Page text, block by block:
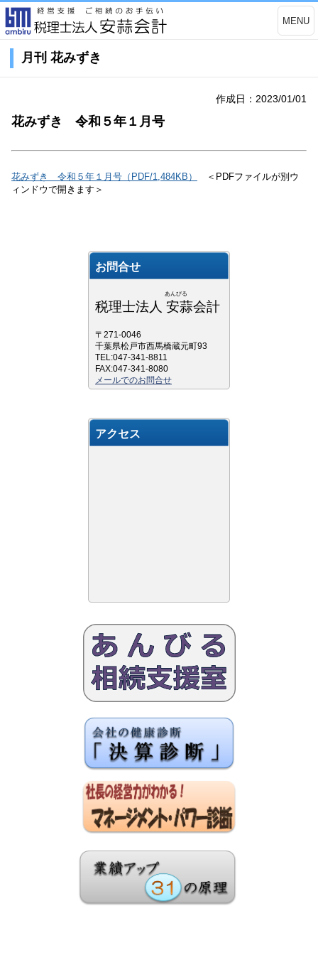
MENU
月刊 花みずき
作成日：2023/01/01
花みずき 令和５年１月号
花みずき 令和５年１月号（PDF/1,484KB）
＜PDFファイルが別ウ
ィンドウで開きます＞
お問合せ
あんびる
税理士法人 安蒜会計
〒271-0046
千葉県松戸市西馬橋蔵元町93
TEL:047-341-8811
FAX:047-341-8080
メールでのお問合せ
アクセス